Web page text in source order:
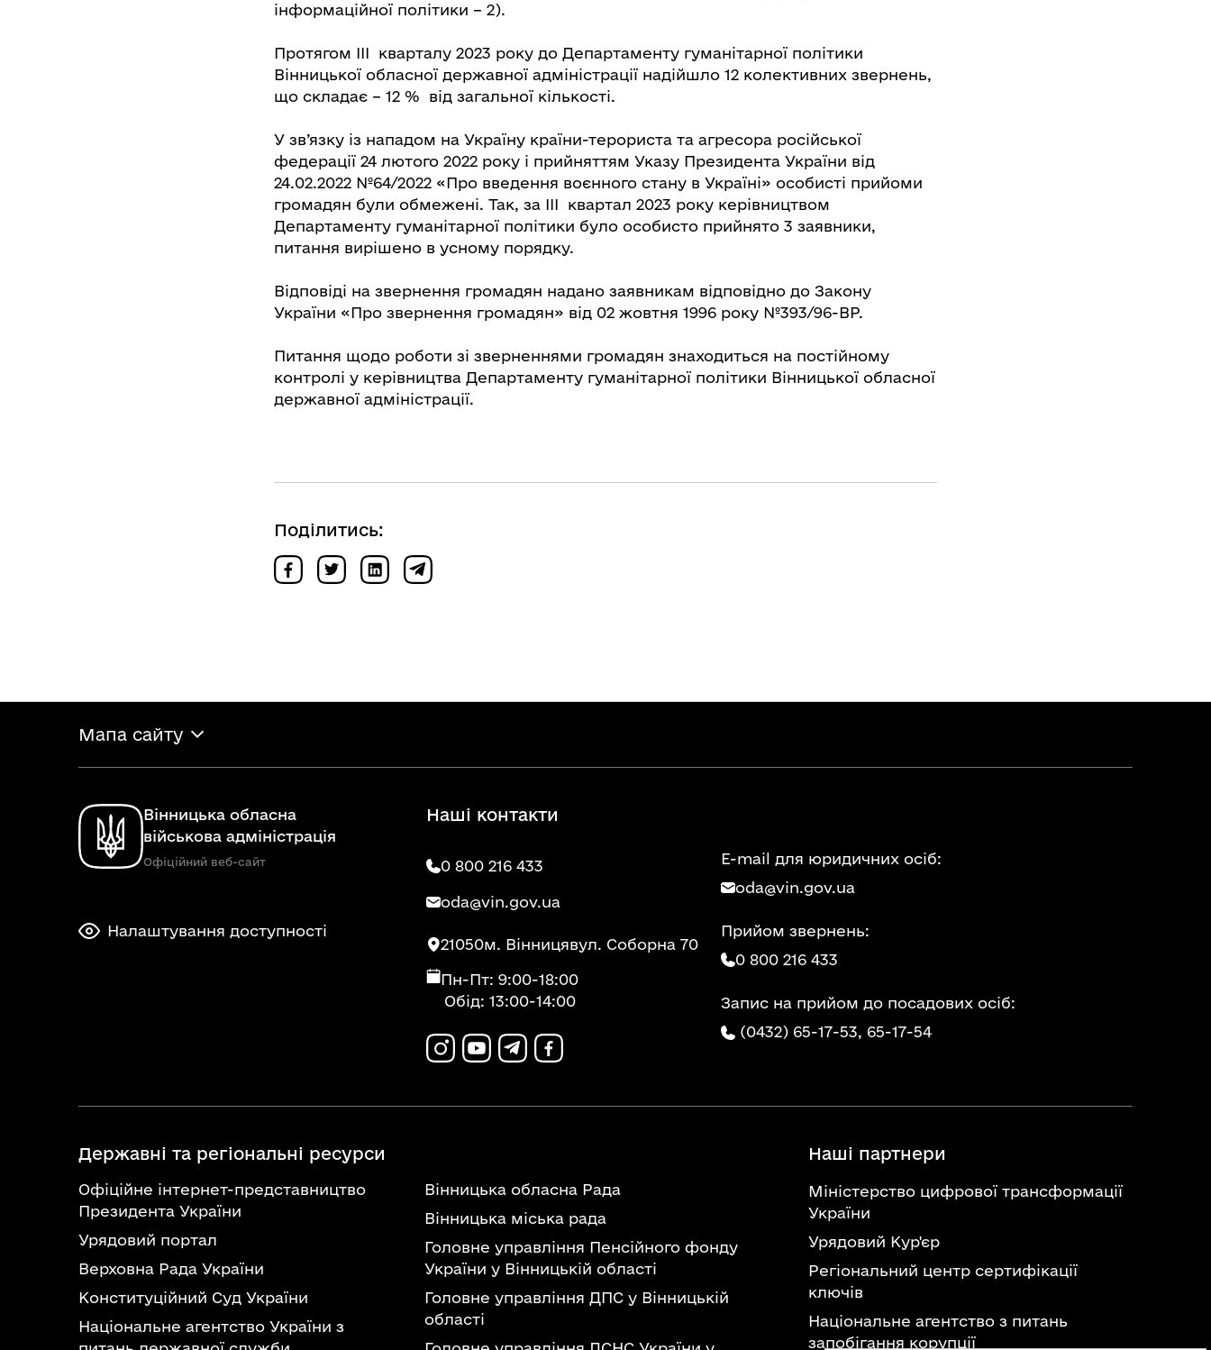
інформаційної політики – 2).
Протягом ІІІ кварталу 2023 року до Департаменту гуманітарної політики
Вінницької обласної державної адміністрації надійшло 12 колективних звернень,
що складає – 12 % від загальної кількості.
У зв’язку із нападом на Україну країни-терориста та агресора російської
федерації 24 лютого 2022 року і прийняттям Указу Президента України від
24.02.2022 №64/2022 «Про введення воєнного стану в Україні» особисті прийоми
громадян були обмежені. Так, за ІІІ квартал 2023 року керівництвом
Департаменту гуманітарної політики було особисто прийнято 3 заявники,
питання вирішено в усному порядку.
Відповіді на звернення громадян надано заявникам відповідно до Закону
України «Про звернення громадян» від 02 жовтня 1996 року №393/96-ВР.
Питання щодо роботи зі зверненнями громадян знаходиться на постійному
контролі у керівництва Департаменту гуманітарної політики Вінницької обласної
державної адміністрації.
Поділитись:
Мапа сайту
Вінницька обласна
військова адміністрація
Офіційний веб-сайт
Налаштування доступності
Наші контакти
0 800 216 433
oda@vin.gov.ua
21050м. Вінницявул. Соборна 70
Пн-Пт: 9:00-18:00
Обід: 13:00-14:00
E-mail для юридичних осіб:
oda@vin.gov.ua
Прийом звернень:
0 800 216 433
Запис на прийом до посадових осіб:
(0432) 65-17-53, 65-17-54
Державні та регіональні ресурси
Офіційне інтернет-представництво
Президента України
Урядовий портал
Верховна Рада України
Конституційний Суд України
Національне агентство України з
Вінницька обласна Рада
Вінницька міська рада
Головне управління Пенсійного фонду
України у Вінницькій області
Головне управління ДПС у Вінницькій
області
Наші партнери
Міністерство цифрової трансформації
України
Урядовий Кур'єр
Регіональний центр сертифікації
ключів
Національне агентство з питань
запобігання корупції